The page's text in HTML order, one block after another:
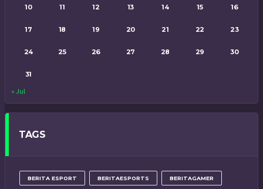
10 11 12 13 14 15 16
17 18 19 20 21 22 23
24 25 26 27 28 29 30
31
« Jul
TAGS
BERITA ESPORT BERITAESPORTS BERITAGAMER